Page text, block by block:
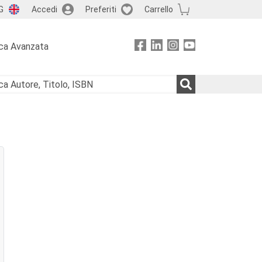
Accedi Preferiti Carrello
Avanzata